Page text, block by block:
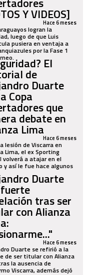
Y VIDEOS]
Hace 6 meses
logran la
luego de que Luis
pusiera en ventaja a
por la Fase 1
El
de
Duarte
Copa
que
debate en
LimaHace 6 meses
lesión de Viscarra en
Lima, el ex Sporting
volverá a atajar en el
y así le fue hace algunos
Duarte
tras ser
con Alianza
Hace 6 meses
Duarte se refirió a la
de ser titular con Alianza
la ausencia de
Viscarra, además dejó